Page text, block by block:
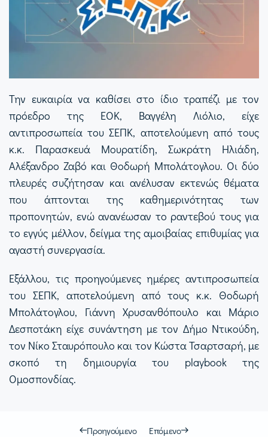
Την ευκαιρία να καθίσει στο ίδιο τραπέζι με τον
πρόεδρο της ΕΟΚ, Βαγγέλη Λιόλιο, είχε
αντιπροσωπεία του ΣΕΠΚ, αποτελούμενη από τους
κ.κ. Παρασκευά Μουρατίδη, Σωκράτη Ηλιάδη,
Αλέξανδρο Ζαβό και Θοδωρή Μπολάτογλου. Οι δύο
πλευρές συζήτησαν και ανέλυσαν εκτενώς θέματα
που άπτονται της καθημερινότητας των
προπονητών, ενώ ανανέωσαν το ραντεβού τους για
το εγγύς μέλλον, δείγμα της αμοιβαίας επιθυμίας για
αγαστή συνεργασία.
Εξάλλου, τις προηγούμενες ημέρες αντιπροσωπεία
του ΣΕΠΚ, αποτελούμενη από τους κ.κ. Θοδωρή
Μπολάτογλου, Γιάννη Χρυσανθόπουλο και Μάριο
Δεσποτάκη είχε συνάντηση με τον Δήμο Ντικούδη,
τον Νίκο Σταυρόπουλο και τον Κώστα Τσαρτσαρή, με
σκοπό τη δημιουργία του playbook της
Ομοσπονδίας.
Προηγούμενο Επόμενο